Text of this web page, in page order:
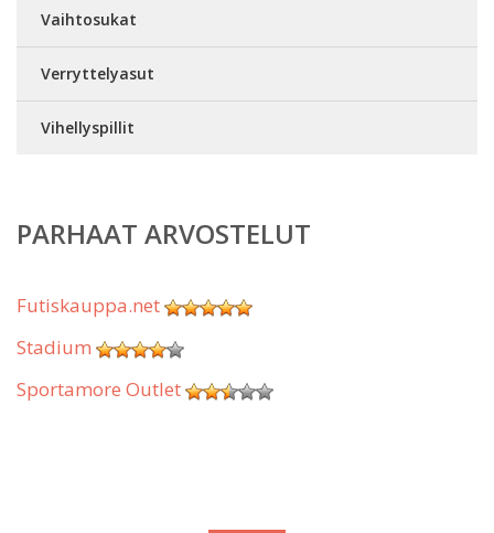
Vaihtosukat
Verryttelyasut
Vihellyspillit
PARHAAT ARVOSTELUT
Futiskauppa.net
Stadium
Sportamore Outlet